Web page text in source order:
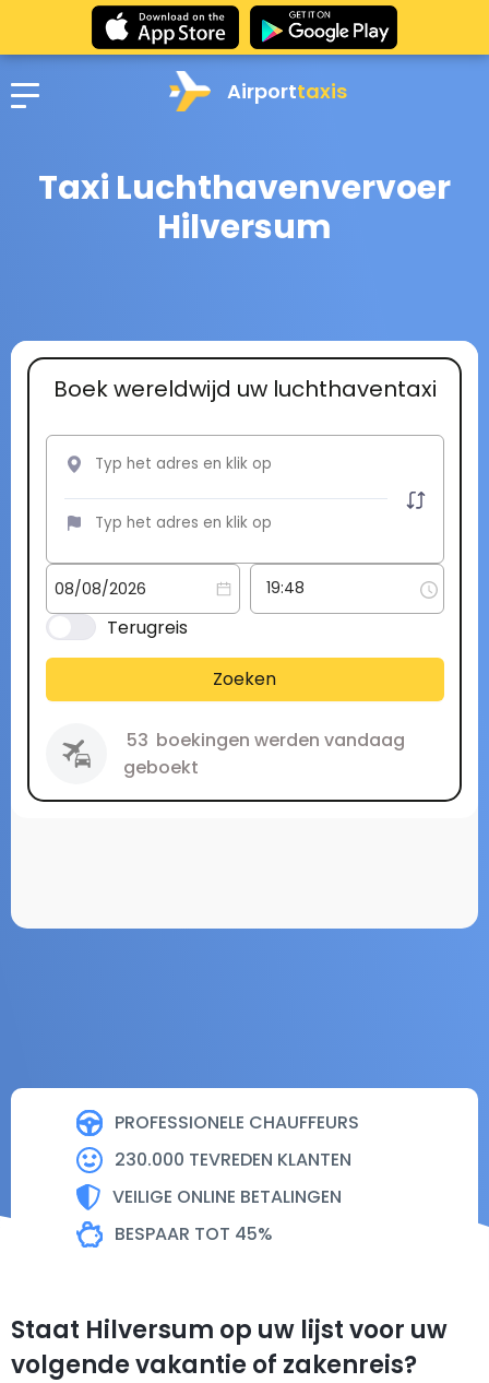
Airporttaxis
Taxi Luchthavenvervoer
Hilversum
PROFESSIONELE CHAUFFEURS
230.000 TEVREDEN KLANTEN
VEILIGE ONLINE BETALINGEN
BESPAAR TOT 45%
Boek wereldwijd uw luchthaventaxi
Terugreis
Zoeken
53 boekingen werden vandaag
geboekt
Staat Hilversum op uw lijst voor uw
volgende vakantie of zakenreis?